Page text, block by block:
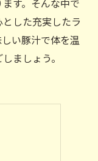
す。そんな中で
した充実したラ
い豚汁で体を温
ましょう。